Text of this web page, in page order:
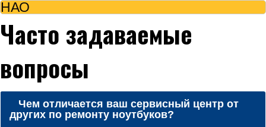
НАО
Часто задаваемые
вопросы
Чем отличается ваш сервисный центр от
других по ремонту ноутбуков?